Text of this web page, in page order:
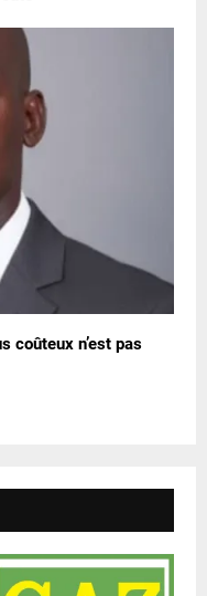
coûteux n’est pas